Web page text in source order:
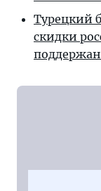
Турецкий
скидки